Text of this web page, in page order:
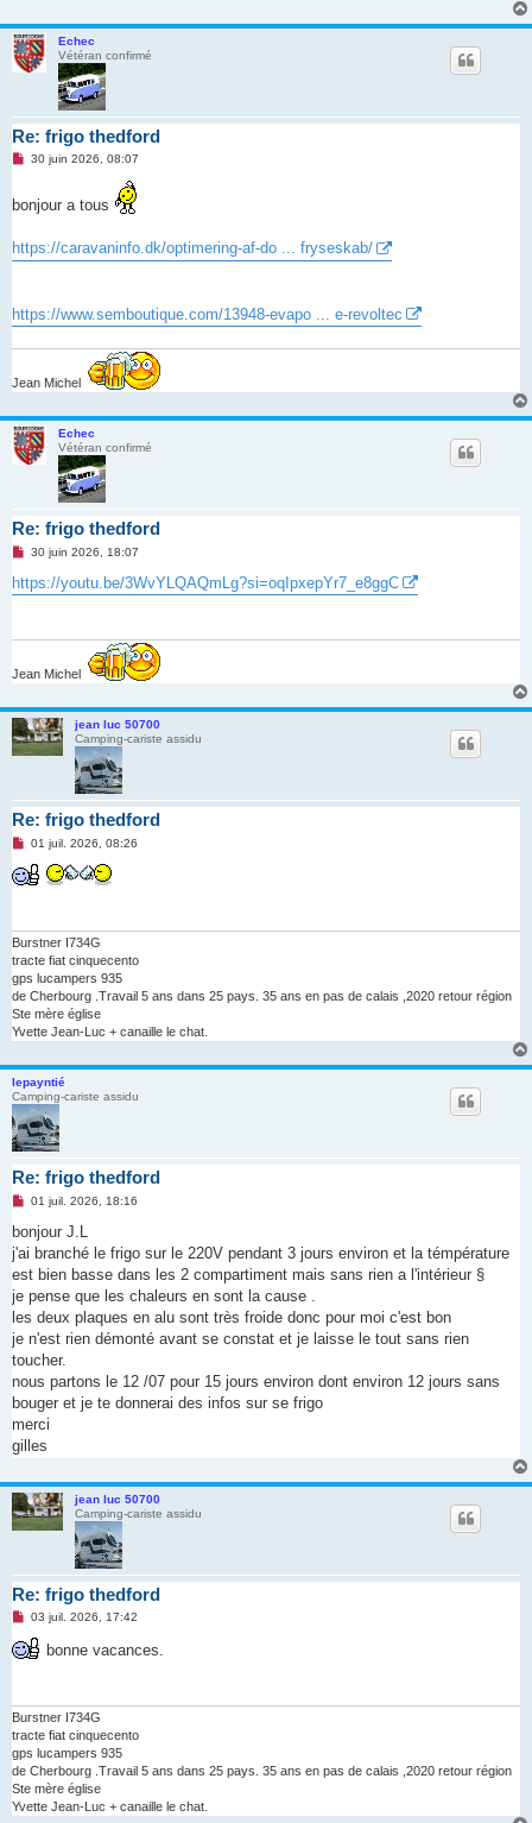
Echec
Vétéran confirmé
Re: frigo thedford
M
s
a
e
n
u
30 juin 2026, 08:07
bonjour a tous
https://caravaninfo.dk/optimering-af-do ... fryseskab/
https://www.semboutique.com/13948-evapo ... e-revoltec
Jean Michel
Echec
Vétéran confirmé
Re: frigo thedford
M
s
s
n
u
30 juin 2026, 18:07
https://youtu.be/3WvYLQAQmLg?si=oqIpxepYr7_e8ggC
Jean Michel
jean luc 50700
Camping-cariste assidu
Re: frigo thedford
M
s
s
n
o
l
u
01 juil. 2026, 08:26
Burstner I734G
tracte fiat cinquecento
gps lucampers 935
de Cherbourg .Travail 5 ans dans 25 pays. 35 ans en pas de calais ,2020 retour région
Ste mère église
Yvette Jean-Luc + canaille le chat.
lepayntié
Camping-cariste assidu
Re: frigo thedford
M
s
a
g
n
o
u
01 juil. 2026, 18:16
bonjour J.L
j'ai branché le frigo sur le 220V pendant 3 jours environ et la témpérature
est bien basse dans les 2 compartiment mais sans rien a l'intérieur §
je pense que les chaleurs en sont la cause .
les deux plaques en alu sont très froide donc pour moi c'est bon
je n'est rien démonté avant se constat et je laisse le tout sans rien
toucher.
nous partons le 12 /07 pour 15 jours environ dont environ 12 jours sans
bouger et je te donnerai des infos sur se frigo
merci
gilles
jean luc 50700
Camping-cariste assidu
Re: frigo thedford
M
s
s
n
o
l
u
03 juil. 2026, 17:42
bonne vacances.
Burstner I734G
tracte fiat cinquecento
gps lucampers 935
de Cherbourg .Travail 5 ans dans 25 pays. 35 ans en pas de calais ,2020 retour région
Ste mère église
Yvette Jean-Luc + canaille le chat.